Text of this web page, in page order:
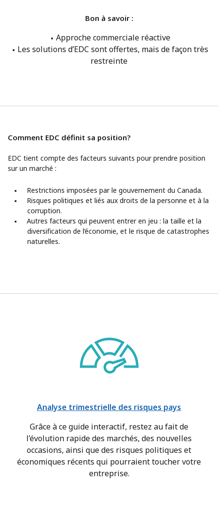
Bon à savoir :
Approche commerciale réactive
Les solutions d’EDC sont offertes, mais de façon très
restreinte
Comment EDC définit sa position?
EDC tient compte des facteurs suivants pour prendre position
sur un marché :
Restrictions imposées par le gouvernement du Canada.
Risques politiques et liés aux droits de la personne et à la
corruption.
Autres facteurs qui peuvent entrer en jeu : la taille et la
diversification de l’économie, et le risque de catastrophes
naturelles.
Analyse trimestrielle des risques pays
Grâce à ce guide interactif, restez au fait de
l’évolution rapide des marchés, des nouvelles
occasions, ainsi que des risques politiques et
économiques récents qui pourraient toucher votre
entreprise.